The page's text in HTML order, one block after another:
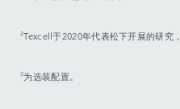
2Texcell于2020年代表松下开展的研究
3为选装配置。